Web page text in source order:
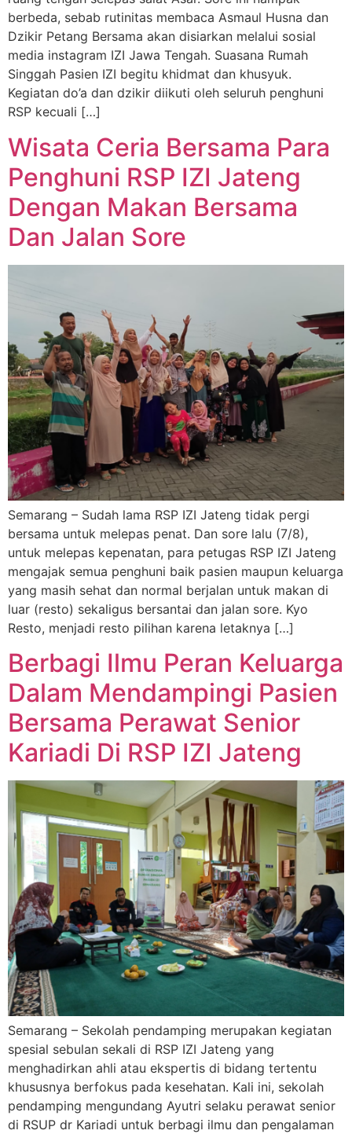
berbeda, sebab rutinitas membaca Asmaul Husna dan
Dzikir Petang Bersama akan disiarkan melalui sosial
media instagram IZI Jawa Tengah. Suasana Rumah
Singgah Pasien IZI begitu khidmat dan khusyuk.
Kegiatan do’a dan dzikir diikuti oleh seluruh penghuni
RSP kecuali […]
Wisata Ceria Bersama Para
Penghuni RSP IZI Jateng
Dengan Makan Bersama
Dan Jalan Sore
Semarang – Sudah lama RSP IZI Jateng tidak pergi
bersama untuk melepas penat. Dan sore lalu (7/8),
untuk melepas kepenatan, para petugas RSP IZI Jateng
mengajak semua penghuni baik pasien maupun keluarga
yang masih sehat dan normal berjalan untuk makan di
luar (resto) sekaligus bersantai dan jalan sore. Kyo
Resto, menjadi resto pilihan karena letaknya […]
Berbagi Ilmu Peran Keluarga
Dalam Mendampingi Pasien
Bersama Perawat Senior
Kariadi Di RSP IZI Jateng
Semarang – Sekolah pendamping merupakan kegiatan
spesial sebulan sekali di RSP IZI Jateng yang
menghadirkan ahli atau ekspertis di bidang tertentu
khususnya berfokus pada kesehatan. Kali ini, sekolah
pendamping mengundang Ayutri selaku perawat senior
di RSUP dr Kariadi untuk berbagi ilmu dan pengalaman